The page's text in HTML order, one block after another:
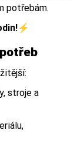
potřebám.
⚡
stroje a